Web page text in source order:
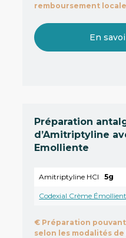
remboursement locale
En
Préparation
d’Amitriptyline
Emolliente
Amitriptyline HCl 5g
Codexial Crème
€ Préparation
selon les modalités de